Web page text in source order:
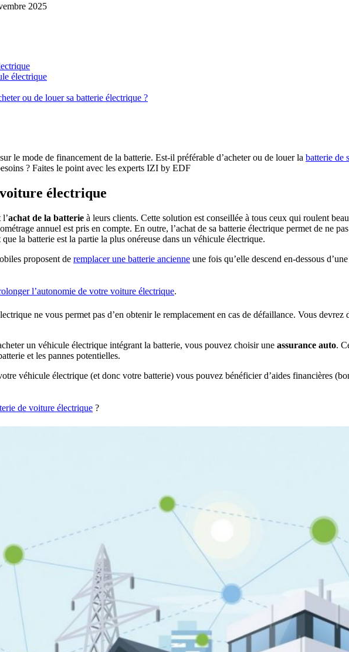
2025
électrique
ou de louer sa batterie électrique ?
le mode de financement de la batterie. Est-il préférable d’acheter ou de louer la batterie de
? Faites le point avec les experts IZI by EDF
électrique
achat de la batterie à leurs clients. Cette solution est conseillée à tous ceux qui roulent
annuel est pris en compte. En outre, l’achat de sa batterie électrique permet de ne
que la batterie est la partie la plus onéreuse dans un véhicule électrique.
proposent de remplacer une batterie ancienne une fois qu’elle descend en-dessous
l’autonomie de votre voiture électrique.
ne vous permet pas d’en obtenir le remplacement en cas de défaillance. Vous
un véhicule électrique intégrant la batterie, vous pouvez choisir une assurance auto.
et les pannes potentielles.
véhicule électrique (et donc votre batterie) vous pouvez bénéficier d’aides financières
de voiture électrique ?